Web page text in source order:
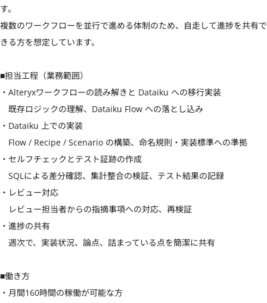
す。
複数のワークフローを並行で進める体制のため、自走して進捗を共有で
きる方を想定しています。
■担当工程（業務範囲）
・Alteryxワークフローの読み解きと Dataiku への移行実装
既存ロジックの理解、Dataiku Flow への落とし込み
・Dataiku 上での実装
Flow / Recipe / Scenario の構築、命名規則・実装標準への準拠
・セルフチェックとテスト証跡の作成
SQLによる差分確認、集計整合の検証、テスト結果の記録
・レビュー対応
レビュー担当者からの指摘事項への対応、再検証
・進捗の共有
週次で、実装状況、論点、詰まっている点を簡潔に共有
■働き方
・月間160時間の稼働が可能な方